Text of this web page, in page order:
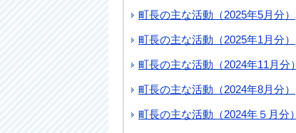
町長の主な活動（2025年5月分）
町長の主な活動（2025年1月分）
町長の主な活動（2024年11月分）
町長の主な活動（2024年8月分）
町長の主な活動（2024年５月分）